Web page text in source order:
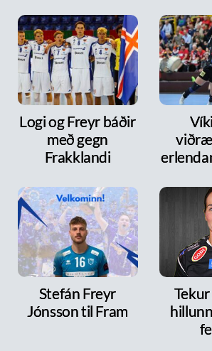
Logi og Freyr báðir
með gegn
Frakklandi
Stefán Freyr
Jónsson til Fram